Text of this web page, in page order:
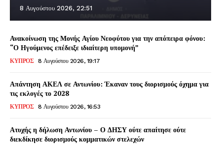
8 Αυγούστου 2026, 22:51
Ανακοίνωση της Μονής Αγίου Νεοφύτου για την απόπειρα φόνου:
“Ο Ηγούμενος επέδειξε ιδιαίτερη υπομονή”
ΚΥΠΡΟΣ 8 Αυγούστου 2026, 19:17
Απάντηση ΑΚΕΛ σε Αντωνίου: Έκαναν τους διορισμούς όχημα για
τις εκλογές το 2028
ΚΥΠΡΟΣ 8 Αυγούστου 2026, 16:53
Ατυχής η δήλωση Αντωνίου – Ο ΔΗΣΥ ούτε απαίτησε ούτε
διεκδίκησε διορισμούς κομματικών στελεχών